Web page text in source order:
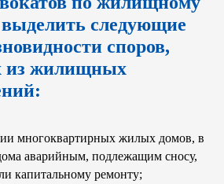
следующие
споров,
из жилищных
многоквартирных жилых домов, в
аварийным, подлежащим сносу,
капитальному ремонту;